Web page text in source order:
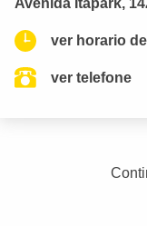
Avenida Itapark,
ver horario
ver telefone